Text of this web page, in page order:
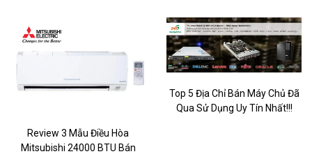
Review 3 Mẫu Điều Hòa
Mitsubishi 24000 BTU Bán
Top 5 Địa Chỉ Bán Máy Chủ Đã
Qua Sử Dụng Uy Tín Nhất!!!